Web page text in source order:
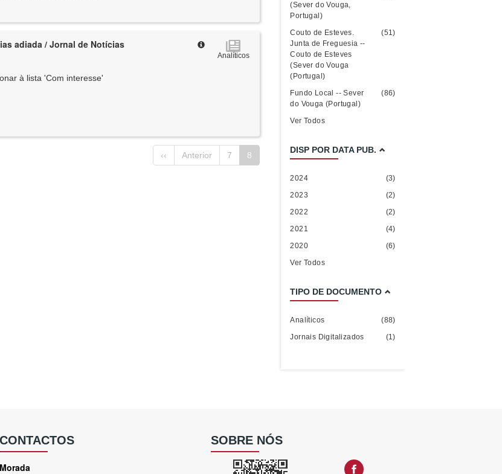
adiada / Jornal de Notícias
Analíticos
à lista 'Com interesse'
‹‹ Anterior 7 8
(Sever do Vouga,
Portugal)
Couto de Esteves.
Junta de Freguesia --
Couto de Esteves
(Sever do Vouga
(Portugal)
(51)
Fundo Local -- Sever
do Vouga (Portugal)
(86)
Ver Todos
DISP POR DATA PUB.
2024
(3)
2023
(2)
2022
(2)
2021
(4)
2020
(6)
Ver Todos
TIPO DE DOCUMENTO
Analíticos
(88)
Jornais Digitalizados
(1)
CONTACTOS
Morada
SOBRE NÓS